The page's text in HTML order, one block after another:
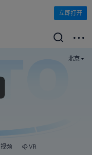
立即打开
北京
视频 VR